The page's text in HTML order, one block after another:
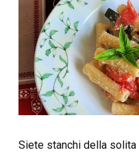
Siete stanchi della